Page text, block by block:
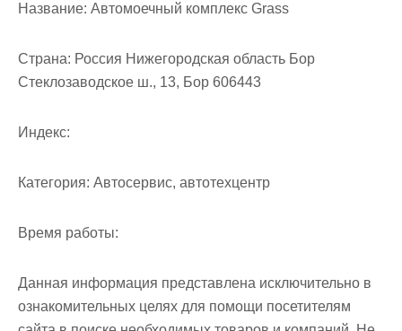
Название: Автомоечный комплекс Grass
Страна: Россия Нижегородская область Бор
Стеклозаводское ш., 13, Бор 606443
Индекс:
Категория: Автосервис, автотехцентр
Время работы:
Данная информация представлена исключительно в
ознакомительных целях для помощи посетителям